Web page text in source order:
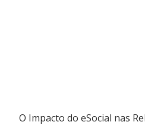
O Impacto do eSocial nas